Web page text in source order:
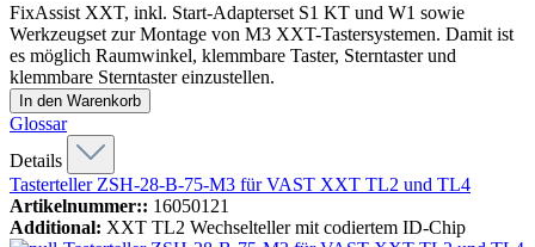
FixAssist XXT, inkl. Start-Adapterset S1 KT und W1 sowie
Werkzeugset zur Montage von M3 XXT-Tastersystemen. Damit ist
es möglich Raumwinkel, klemmbare Taster, Sterntaster und
klemmbare Sterntaster einzustellen.
In den Warenkorb
Glossar
Details
Tasterteller ZSH-28-B-75-M3 für VAST XXT TL2 und TL4
Artikelnummer:: 16050121
Additional: XXT TL2 Wechselteller mit codiertem ID-Chip